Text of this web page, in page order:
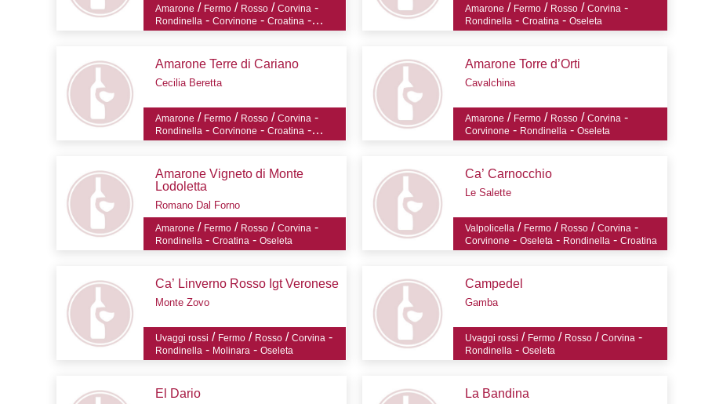
Amarone / Fermo/ Rosso/ Corvina -
Rondinella - Corvinone - Croatina -
Oseleta
Amarone / Fermo / Rosso /Corvina -
Rondinella -Croatina -Oseleta
Amarone Terre di Cariano
Cecilia Beretta
Amarone / Fermo/ Rosso/ Corvina -
Rondinella - Corvinone - Croatina -
Oseleta
Amarone Torre d’Orti
Cavalchina
Amarone / Fermo / Rosso /Corvina -
Corvinone - Rondinella -Oseleta
Amarone Vigneto di Monte
Lodoletta
Romano Dal Forno
Amarone / Fermo/ Rosso/ Corvina -
Rondinella - Croatina - Oseleta
Ca’ Carnocchio
Le Salette
Valpolicella / Fermo / Rosso /Corvina -
Corvinone -Oseleta - Rondinella -Croatina
Ca’ Linverno Rosso Igt Veronese
Monte Zovo
Uvaggi rossi / Fermo/ Rosso/ Corvina -
Rondinella - Molinara - Oseleta
Campedel
Gamba
Uvaggi rossi / Fermo / Rosso /Corvina -
Rondinella -Oseleta
El Dario La Bandina